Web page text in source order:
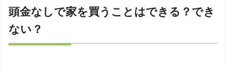
頭金なしで家を買うことはできる？でき
ない？